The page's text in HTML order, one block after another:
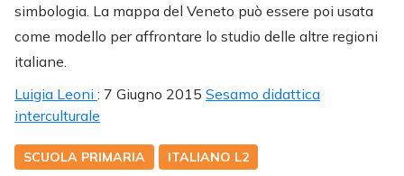
simbologia. La mappa del Veneto può essere poi usata
come modello per affrontare lo studio delle altre regioni
italiane.
Luigia Leoni : 7 Giugno 2015 Sesamo didattica
interculturale
SCUOLA PRIMARIA ITALIANO L2